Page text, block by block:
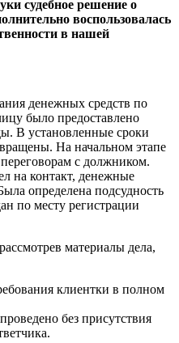
судебное решение о
воспользовалась
в нашей
денежных средств по
было предоставлено
В установленные сроки
На начальном этапе
с должником.
на контакт, денежные
определена подсудность
по месту регистрации
рассмотрев материалы дела,
клиентки в полном
без присутствия